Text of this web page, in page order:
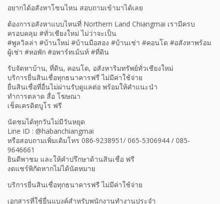
อยากได้อสังหาโซนไหน สอบถามเข้ามาได้เลย
ต้องการอสังหาแบบไหนที่ Northern Land Chiangmai เรามีครบ
ครอบคลุม #ทั่วเชียงใหม่ ไม่ว่าจะเป็น
#พูลวิลล่า #บ้านใหม่ #บ้านมือสอง #บ้านเช่า #คอนโด #อสังหาพร้อม
ผู้เช่า #หอพัก #อพาร์ทเม้นท์ #ที่ดิน
รับจัดหาบ้าน, ที่ดิน, คอนโด, อสังหาริมทรัพย์ทั่วเชียงใหม่
บริการยื่นสินเชื่อทุกธนาคารฟรี ไม่มีค่าใช้จ่าย
ยื่นสินเชื่อที่อื่นไม่ผ่านรับดูแลต่อ พร้อมให้คำแนะนำ
ทำการตลาด สื่อ โฆษณา
เช็คเครดิตบูโร ฟรี
นัดชมได้ทุกวันไม่มีวันหยุด
Line ID : @habanchiangmai
หรือสอบถามเพิ่มเติมโทร 086-9238951/ 065-5306944 / 085-
9646661
ยินดีพาชม และให้คำปรึกษาด้านสินเชื่อ ฟรี
งดแชร์พิกัดหากไม่ได้นัดหมาย
บริการยื่นสินเชื่อทุกธนาคารฟรี ไม่มีค่าใช้จ่าย
เอกสารที่ใช้ยื่นแบงค์สำหรับพนักงานทำงานประจำ